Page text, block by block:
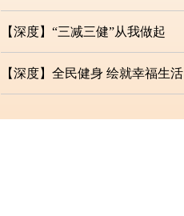
【深度】“三减三健”从我做起
【深度】全民健身 绘就幸福生活